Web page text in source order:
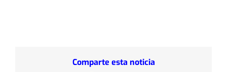
Comparte esta noticia